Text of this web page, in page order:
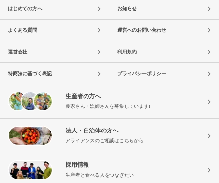
はじめての方へ お知らせ
よくある質問 運営へのお問い合わせ
運営会社 利用規約
特商法に基づく表記 プライバシーポリシー
生産者の方へ
農家さん・漁師さんを募集しています!
法人・自治体の方へ
アライアンスのご相談はこちらから
採用情報
生産者と食べる人をつなぎたい